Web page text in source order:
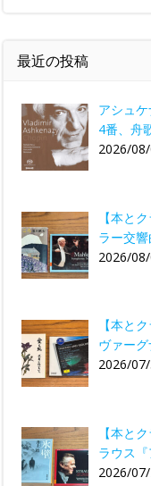
最近の投稿
アシュ
4番、舟
2026/
【本と
ラー交
2026/08/
【本と
ヴァー
2026/07/
【本と
ラウス『
2026/